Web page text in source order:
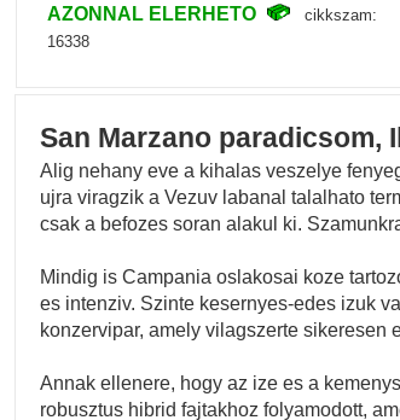
AZONNAL ELERHETO
cikkszam:
16338
San Marzano paradicsom,
Alig nehany eve a kihalas veszelye
ujra viragzik a Vezuv labanal talalhato
csak a befozes soran alakul ki.
Mindig is Campania oslakosai koze
es intenziv. Szinte kesernyes-edes izuk
konzervipar, amely vilagszerte sikeresen
Annak ellenere, hogy az ize es a
robusztus hibrid fajtakhoz folyamodott,